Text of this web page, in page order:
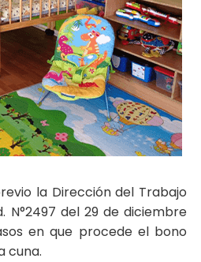
la Dirección del Trabajo
N°2497 del 29 de diciembre
en que procede el bono
cuna.